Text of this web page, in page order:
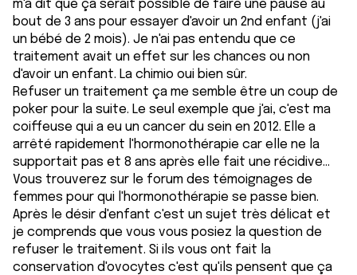
m'a dit que ça serait possible de faire une pause au
bout de 3 ans pour essayer d'avoir un 2nd enfant (j'ai
un bébé de 2 mois). Je n'ai pas entendu que ce
traitement avait un effet sur les chances ou non
d'avoir un enfant. La chimio oui bien sûr.
Refuser un traitement ça me semble être un coup de
poker pour la suite. Le seul exemple que j'ai, c'est ma
coiffeuse qui a eu un cancer du sein en 2012. Elle a
arrêté rapidement l'hormonothérapie car elle ne la
supportait pas et 8 ans après elle fait une récidive...
Vous trouverez sur le forum des témoignages de
femmes pour qui l'hormonothérapie se passe bien.
Après le désir d'enfant c'est un sujet très délicat et
je comprends que vous vous posiez la question de
refuser le traitement. Si ils vous ont fait la
conservation d'ovocytes c'est qu'ils pensent que ça